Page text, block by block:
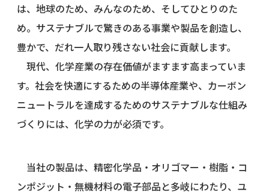
は、地球のため、みんなのため、そしてひとりのた
め。サステナブルで驚きのある事業や製品を創造し、
豊かで、だれ一人取り残さない社会に貢献します。
現代、化学産業の存在価値がますます高まっていま
す。社会を快適にするための半導体産業や、カーボン
ニュートラルを達成するためのサステナブルな仕組み
づくりには、化学の力が必須です。
当社の製品は、精密化学品・オリゴマー・樹脂・コ
ンポジット・無機材料の電子部品と多岐にわたり、ユ